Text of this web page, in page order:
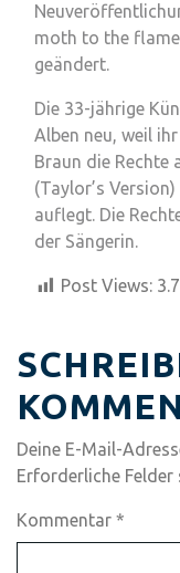
moth to the
geändert.
Die 33-jährige
Alben neu, weil
Braun die Rechte
(Taylor’s
auflegt. Die
der Sängerin.
Post Views:
Deine E-Mail-
Erforderliche
Kommentar *